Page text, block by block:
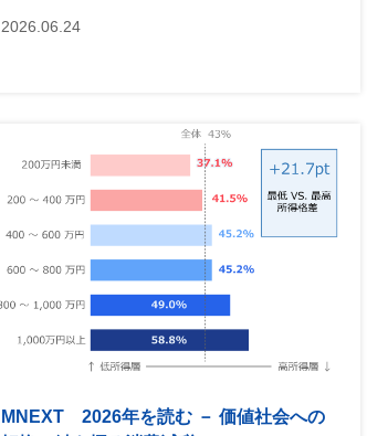
2026.06.24
MNEXT 2026年を読む － 価値社会への